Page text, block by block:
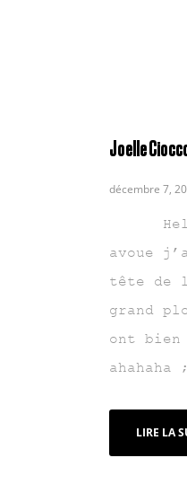
Joelle
décembre 7,
Hello
avoue
tête de
grand
ont
LIRE LA